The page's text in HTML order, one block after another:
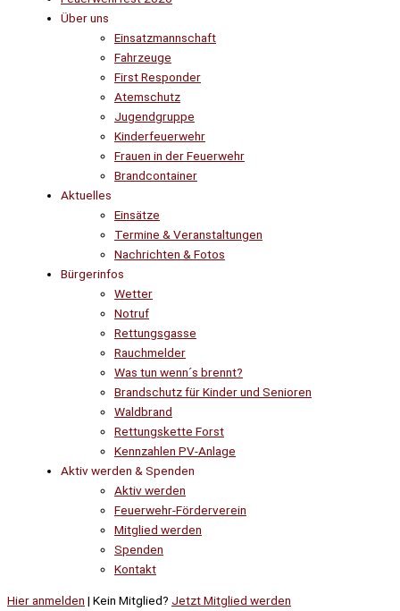
Über uns
Einsatzmannschaft
Fahrzeuge
First Responder
Atemschutz
Jugendgruppe
Kinderfeuerwehr
Frauen in der Feuerwehr
Brandcontainer
Aktuelles
Einsätze
Termine & Veranstaltungen
Nachrichten & Fotos
Bürgerinfos
Wetter
Notruf
Rettungsgasse
Rauchmelder
Was tun wenn´s brennt?
Brandschutz für Kinder und Senioren
Waldbrand
Rettungskette Forst
Kennzahlen PV-Anlage
Aktiv werden & Spenden
Aktiv werden
Feuerwehr-Förderverein
Mitglied werden
Spenden
Kontakt
Hier anmelden | Kein Mitglied? Jetzt Mitglied werden